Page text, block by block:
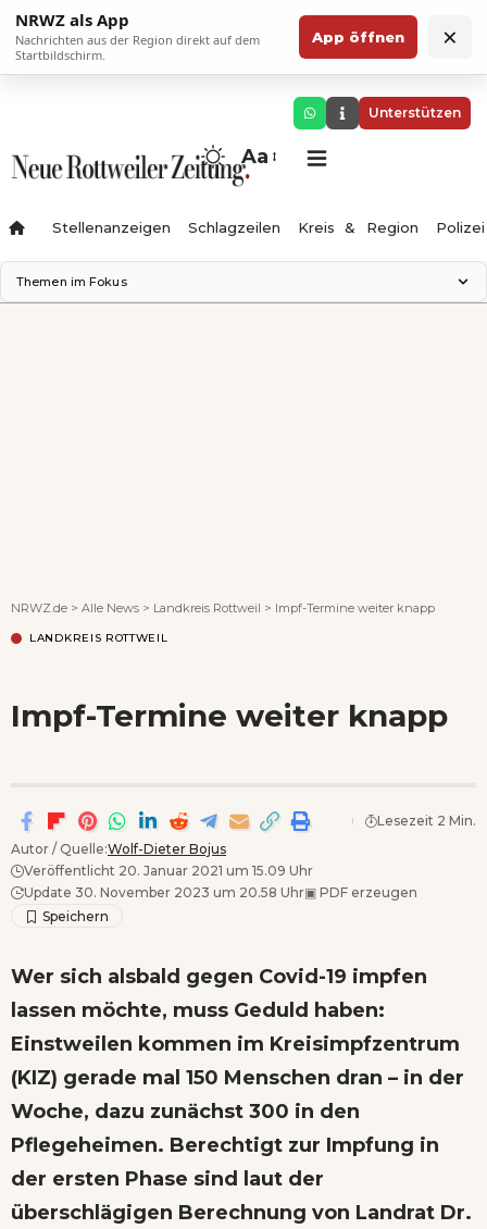
NRWZ als App
Nachrichten aus der Region direkt auf dem
Startbildschirm.
App öffnen ×
Unterstützen
Aa
Stellenanzeigen Schlagzeilen Kreis & Region Polizei
Themen im Fokus
NRWZ.de > Alle News > Landkreis Rottweil > Impf-Termine weiter knapp
LANDKREIS ROTTWEIL
Impf-Termine weiter knapp
Autor / Quelle:Wolf-Dieter Bojus
Veröffentlicht 20. Januar 2021 um 15.09 Uhr
Update 30. November 2023 um 20.58 Uhr▣ PDF erzeugen
Lesezeit 2 Min.
Wer sich alsbald gegen Covid-19 impfen
lassen möchte, muss Geduld haben:
Einstweilen kommen im Kreisimpfzentrum
(KIZ) gerade mal 150 Menschen dran – in der
Woche, dazu zunächst 300 in den
Pflegeheimen. Berechtigt zur Impfung in
der ersten Phase sind laut der
überschlägigen Berechnung von Landrat Dr.